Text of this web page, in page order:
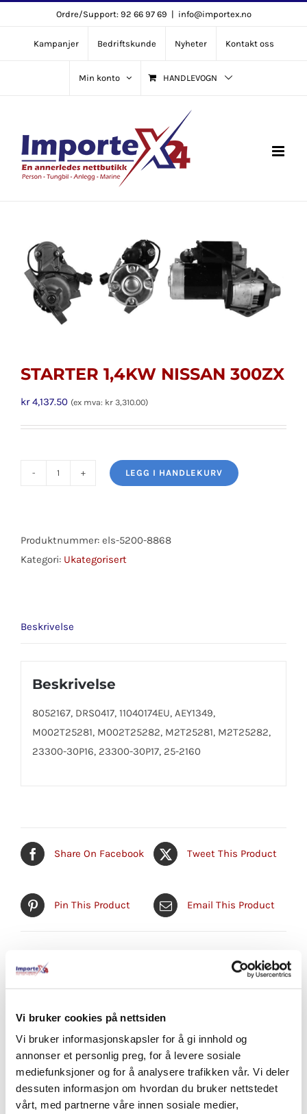
Vi bruker cookies på nettsiden
Vi bruker informasjonskapsler for å gi innhold og
annonser et personlig preg, for å levere sosiale
mediefunksjoner og for å analysere trafikken vår. Vi deler
dessuten informasjon om hvordan du bruker nettstedet
vårt, med partnerne våre innen sosiale medier,
content
Ordre/Support: 92 66 97 69 | info@importex.no
Kampanjer Bedriftskunde Nyheter Kontakt oss
Min konto HANDLEVOGN
STARTER 1,4KW NISSAN 300ZX
kr4,137.50 (ex mva: kr 3,310.00)
300ZX
antall
LEGG I HANDLEKURV
Produktnummer: els-5200-8868
Kategori: Ukategorisert
Beskrivelse
Beskrivelse
8052167, DRS0417, 11040174EU, AEY1349,
M002T25281, M002T25282, M2T25281, M2T25282,
23300-30P16, 23300-30P17, 25-2160
Share On Facebook Tweet This Product
Pin This Product Email This Product